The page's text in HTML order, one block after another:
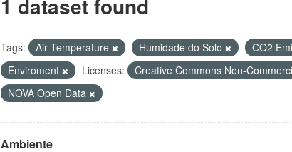
1 dataset found
Tags: Air Temperature Humidade do Solo
CO2
Enviroment
Licenses: Creative Commons Non-
NOVA Open Data
Ambiente